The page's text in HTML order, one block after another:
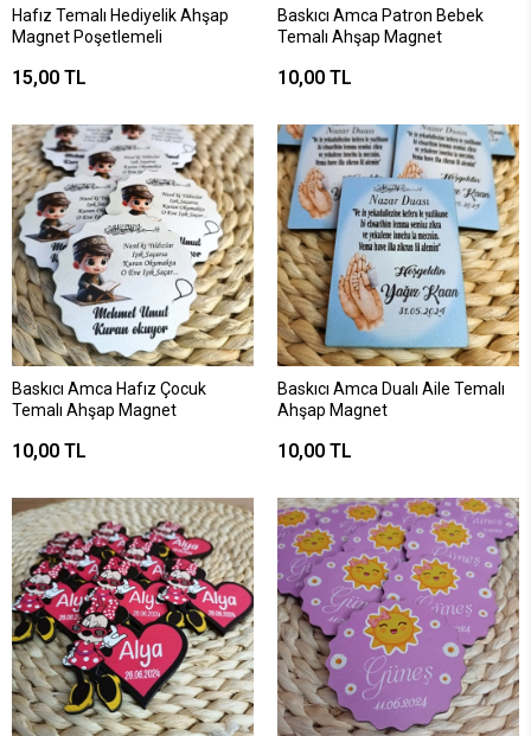
Hafız Temalı Hediyelik Ahşap
Magnet Poşetlemeli
15,00 TL
Baskıcı Amca Patron Bebek
Temalı Ahşap Magnet
10,00 TL
Baskıcı Amca Hafız Çocuk
Temalı Ahşap Magnet
10,00 TL
Baskıcı Amca Dualı Aile Temalı
Ahşap Magnet
10,00 TL